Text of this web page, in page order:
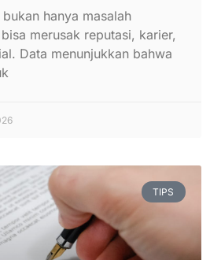
hanya masalah
merusak reputasi, karier,
Data menunjukkan bahwa
TIPS